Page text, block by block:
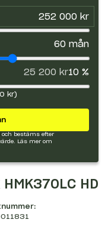
60 mån
25 200 kr10 %
kr)
bestäms efter
Läs mer om
HD